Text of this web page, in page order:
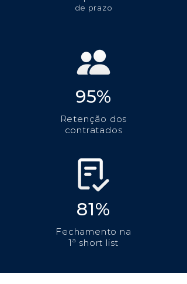
de prazo
95%
Retenção dos
contratados
81%
Fechamento na
1ª short list